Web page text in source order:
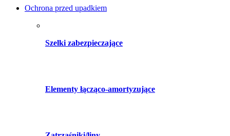
Ochrona przed upadkiem
Szelki zabezpieczające
Elementy łącząco-amortyzujące